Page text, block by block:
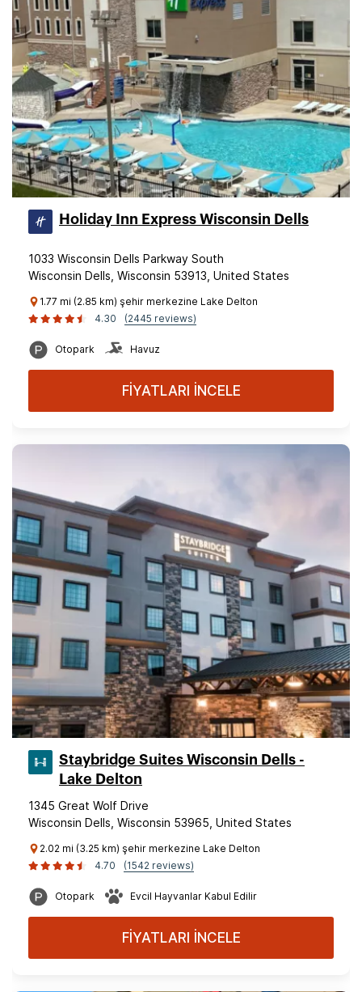
Holiday Inn Express Wisconsin Dells
1033 Wisconsin Dells Parkway South
Wisconsin Dells, Wisconsin 53913, United States
1.77 mi (2.85 km) şehir merkezine Lake Delton
4.30
(2445 reviews)
Otopark Havuz
FİYATLARI İNCELE
Staybridge Suites Wisconsin Dells -
Lake Delton
1345 Great Wolf Drive
Wisconsin Dells, Wisconsin 53965, United States
2.02 mi (3.25 km) şehir merkezine Lake Delton
4.70
(1542 reviews)
Otopark Evcil Hayvanlar Kabul Edilir
FİYATLARI İNCELE